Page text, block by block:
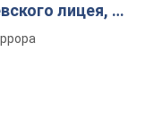
лицея, её